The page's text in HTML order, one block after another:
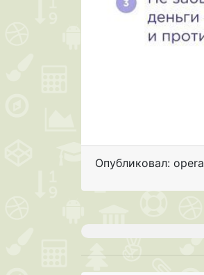
Опубликовал: